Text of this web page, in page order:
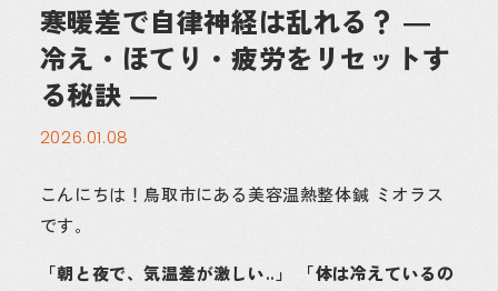
寒暖差で自律神経は乱れる？ ―
冷え・ほてり・疲労をリセットす
る秘訣 ―
2026.01.08
こんにちは！鳥取市にある美容温熱整体鍼 ミオラス
です。
「朝と夜で、気温差が激しい..」 「体は冷えているの